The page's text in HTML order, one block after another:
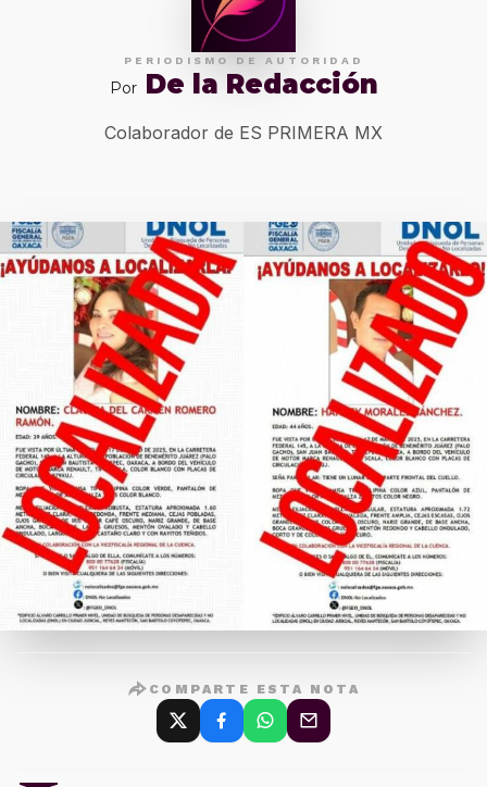
PERIODISMO DE AUTORIDAD
Por De la Redacción
Colaborador de ES PRIMERA MX
COMPARTE ESTA NOTA